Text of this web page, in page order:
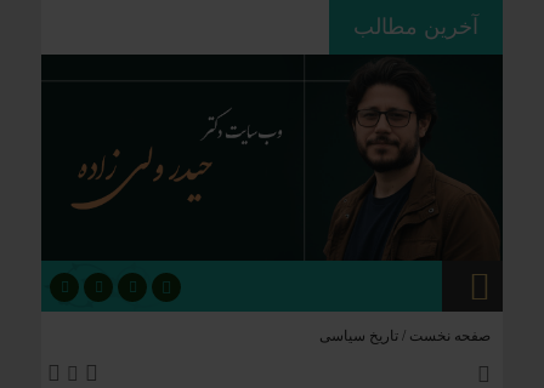
آخرین مطالب
چگونه فاتحان نام کشورهای امروز را
صفحه نخست / تاریخ سیاسی